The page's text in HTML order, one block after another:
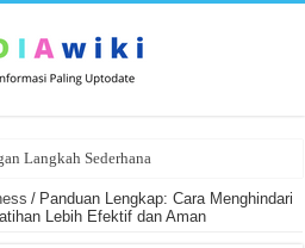
Langkah Sederhana
Saat Menopause Dini untuk Kesehatan
/ Panduan Lengkap: Cara Menghindari
Lebih Efektif dan Aman